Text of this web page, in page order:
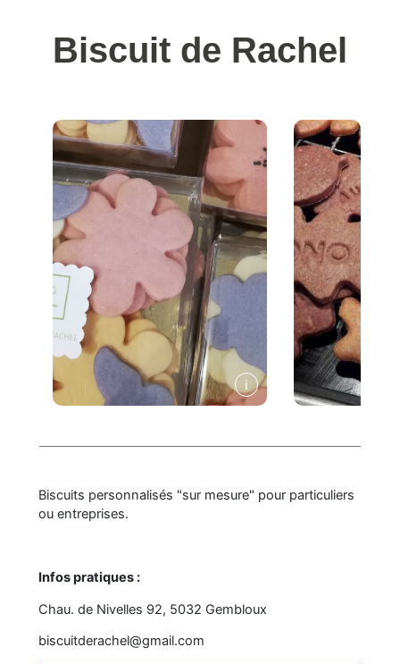
Biscuit de Rachel
Biscuits personnalisés "sur mesure" pour particuliers
ou entreprises.
Infos pratiques :
Chau. de Nivelles 92, 5032 Gembloux
biscuitderachel@gmail.com